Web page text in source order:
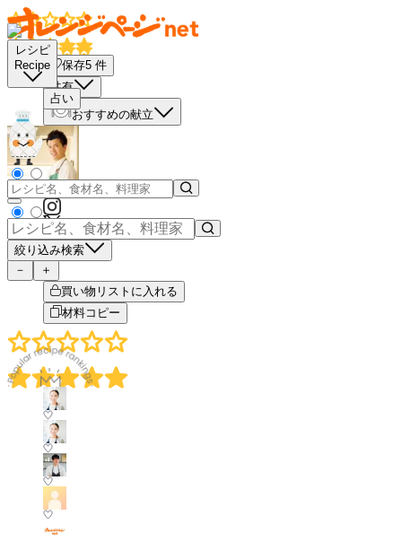
レシピ
Recipe
占い
絞り込み検索
保存5 件
共有
おすすめの献立
－
＋
買い物リストに入れる
材料コピー